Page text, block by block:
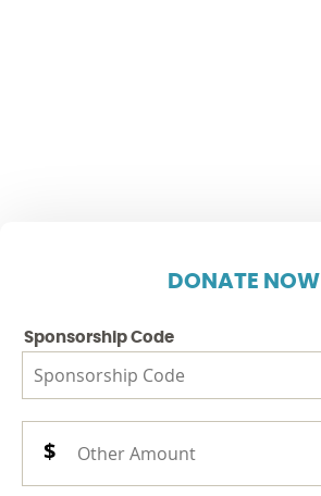
DONATE NOW
Sponsorship Code